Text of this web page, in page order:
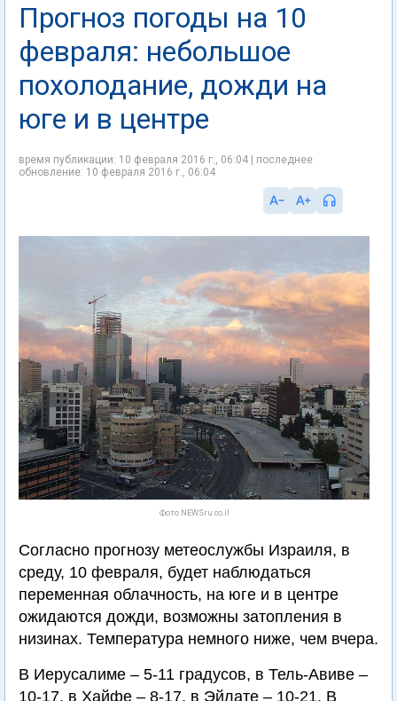
Прогноз погоды на 10
февраля: небольшое
похолодание, дожди на
юге и в центре
время публикации: 10 февраля 2016 г., 06:04 | последнее
обновление: 10 февраля 2016 г., 06:04
Фото NEWSru.co.il
Согласно прогнозу метеослужбы Израиля, в
среду, 10 февраля, будет наблюдаться
переменная облачность, на юге и в центре
ожидаются дожди, возможны затопления в
низинах. Температура немного ниже, чем вчера.
В Иерусалиме – 5-11 градусов, в Тель-Авиве –
10-17, в Хайфе – 8-17, в Эйлате – 10-21. В